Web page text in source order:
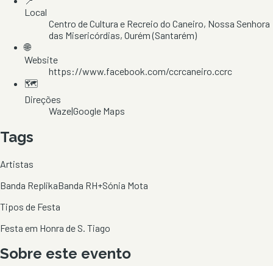
Local
Centro de Cultura e Recreio do Caneiro, Nossa Senhora
das Misericórdias, Ourém(Santarém)
🌐
Website
https://www.facebook.com/ccrcaneiro.ccrc
🗺️
Direções
Waze|Google Maps
Tags
Artistas
Banda ReplikaBanda RH+Sónia Mota
Tipos de Festa
Festa em Honra de S. Tiago
Sobre este evento